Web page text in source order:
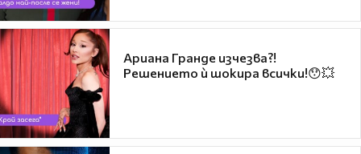
Ариана Гранде изчезва?!
Решението ѝ шокира всички!😯💥